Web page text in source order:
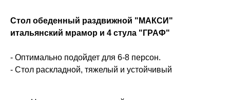
Стол обеденный раздвижной "МАКСИ"
итальянский мрамор и 4 стула "ГРАФ"
- Оптимально подойдет для 6-8 персон.
- Стол раскладной, тяжелый и устойчивый